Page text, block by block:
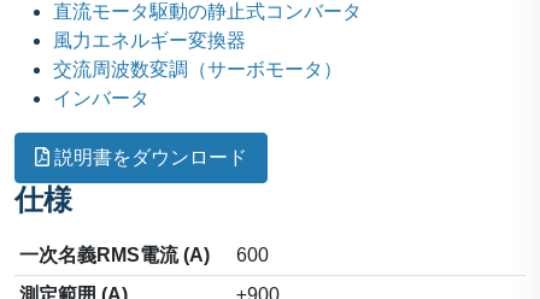
直流モータ駆動の静止式コンバータ
風力エネルギー変換器
交流周波数変調（サーボモータ）
インバータ
説明書をダウンロード
仕様
一次名義RMS電流 (A)
600